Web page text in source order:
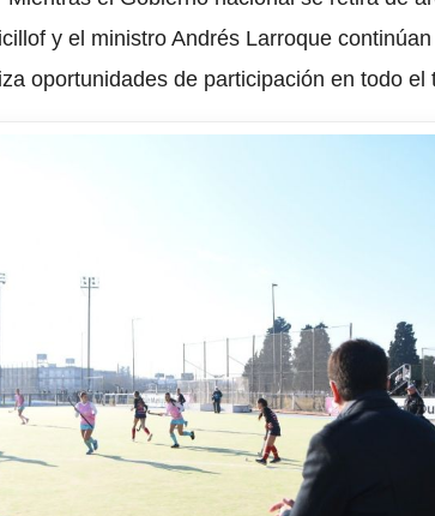
y el ministro Andrés Larroque
oportunidades de participación en todo el